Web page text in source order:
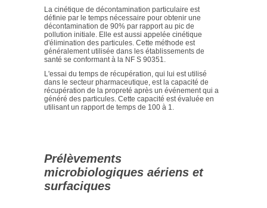
La cinétique de décontamination particulaire est
définie par le temps nécessaire pour obtenir une
décontamination de 90% par rapport au pic de
pollution initiale. Elle est aussi appelée cinétique
d'élimination des particules. Cette méthode est
généralement utilisée dans les établissements de
santé se conformant à la NF S 90351.
L'essai du temps de récupération, qui lui est utilisé
dans le secteur pharmaceutique, est la capacité de
récupération de la propreté après un événement qui a
généré des particules. Cette capacité est évaluée en
utilisant un rapport de temps de 100 à 1.
Prélèvements
microbiologiques aériens et
surfaciques